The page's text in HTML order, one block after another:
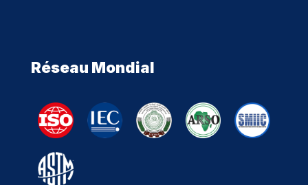
Réseau Mondial